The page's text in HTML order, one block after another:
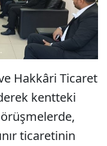
Hakkâri Ticaret
kentteki
ticaretinin